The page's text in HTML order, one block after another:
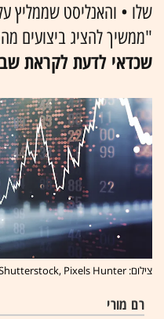
שלו • והאנליסט שממליץ
"ממשיך להציג ביצועים
שכדאי לדעת לקראת
צילום: Shutterstock, Pixels Hunter
רם מורי